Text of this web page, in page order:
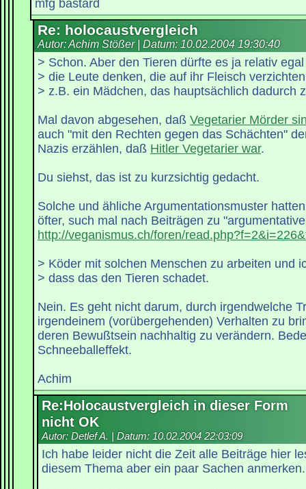
mfg bastard
Re: holocaustvergleich
Autor: Achim Stößer | Datum: 10.02.2004 19:30:40
> Schon. Aber den Tieren dürfte es ja relativ
> die Leute denken, die auf ihr Fleisch
> z.B. ein Mädchen, das hauptsächlich dadurch
Mal davon abgesehen, daß Vegetarier Mörder
auch "mit den Rechten gegen das Schächten"
Nazis erzählen, daß Hitler Vegetarier war.
Du siehst, das ist zu kurzsichtig gedacht.
Solche und ähliche Argumentationsmuster
öfter, such mal nach Beiträgen zu
http://veganismus.ch/foren/
> Köder mit solchen Menschen zu arbeiten und
> dass das den Tieren schadet.
Nein. Es geht nicht darum, durch irgendwelche
irgendeinem (vorübergehenden) Verhalten zu
deren Bewußtsein nachhaltig zu verändern.
Schneeballeffekt.
Achim
Re:Holocaustvergleich in dieser Form
nicht OK
Autor: Detlef A. | Datum: 10.02.2004 22:03:09
Ich habe leider nicht die Zeit alle Beiträge hier
diesem Thema aber ein paar Sachen anmerken.